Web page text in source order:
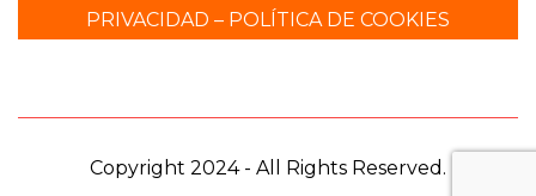
PRIVACIDAD – POLÍTICA DE COOKIES
Copyright 2024 - All Rights Reserved.